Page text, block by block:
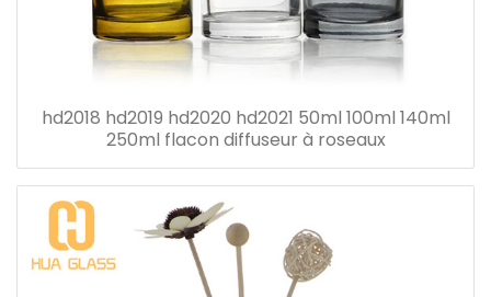
hd2018 hd2019 hd2020 hd2021 50ml 100ml 140ml
250ml flacon diffuseur à roseaux